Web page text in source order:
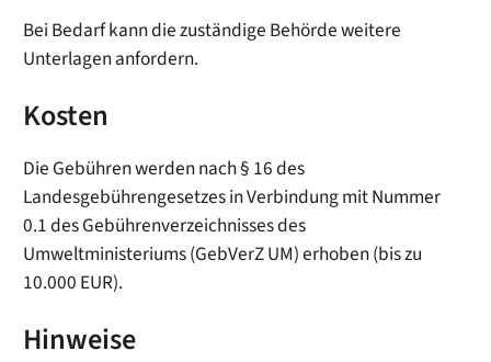
Bei Bedarf kann die zuständige Behörde weitere
Unterlagen anfordern.
Kosten
Die Gebühren werden nach § 16 des
Landesgebührengesetzes in Verbindung mit Nummer
0.1 des Gebührenverzeichnisses des
Umweltministeriums (GebVerZ UM) erhoben (bis zu
10.000 EUR).
Hinweise